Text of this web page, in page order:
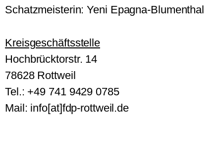
Schatzmeisterin: Yeni Epagna-Blumenthal
Kreisgeschäftsstelle
Hochbrücktorstr. 14
78628 Rottweil
Tel.: +49 741 9429 0785
Mail: info[at]fdp-rottweil.de